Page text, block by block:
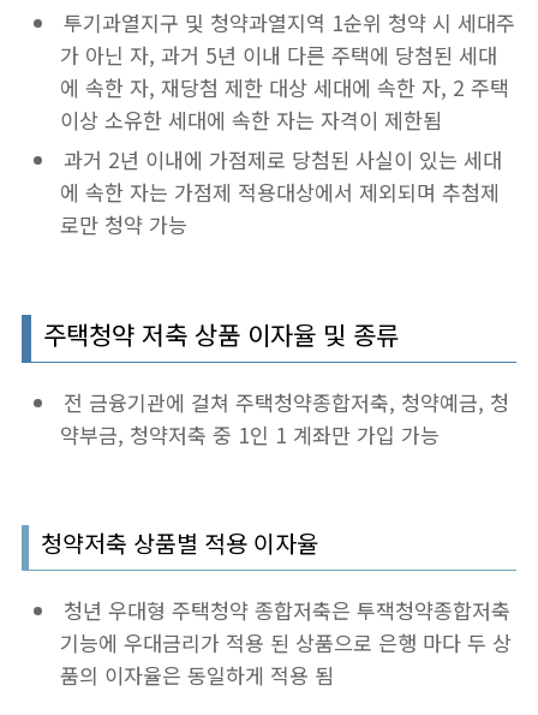
투기과열지구 및 청약과열지역 1순위 청약 시 세대주
가 아닌 자, 과거 5년 이내 다른 주택에 당첨된 세대
에 속한 자, 재당첨 제한 대상 세대에 속한 자, 2 주택
이상 소유한 세대에 속한 자는 자격이 제한됨
과거 2년 이내에 가점제로 당첨된 사실이 있는 세대
에 속한 자는 가점제 적용대상에서 제외되며 추첨제
로만 청약 가능
주택청약 저축 상품 이자율 및 종류
전 금융기관에 걸쳐 주택청약종합저축, 청약예금, 청
약부금, 청약저축 중 1인 1 계좌만 가입 가능
청약저축 상품별 적용 이자율
청년 우대형 주택청약 종합저축은 투잭청약종합저축
기능에 우대금리가 적용 된 상품으로 은행 마다 두 상
품의 이자율은 동일하게 적용 됨